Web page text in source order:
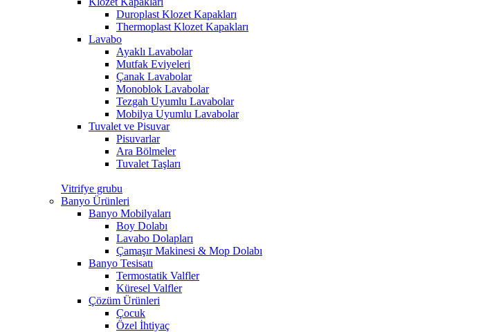
Duroplast Klozet Kapakları
Thermoplast Klozet Kapakları
Lavabo
Ayaklı Lavabolar
Mutfak Eviyeleri
Çanak Lavabolar
Monoblok Lavabolar
Tezgah Uyumlu Lavabolar
Mobilya Uyumlu Lavabolar
Tuvalet ve Pisuvar
Pisuvarlar
Ara Bölmeler
Tuvalet Taşları
Vitrifye grubu
Banyo Ürünleri
Banyo Mobilyaları
Boy Dolabı
Lavabo Dolapları
Çamaşır Makinesi & Mop Dolabı
Banyo Tesisatı
Termostatik Valfler
Küresel Valfler
Çözüm Ürünleri
Çocuk
Özel İhtiyaç